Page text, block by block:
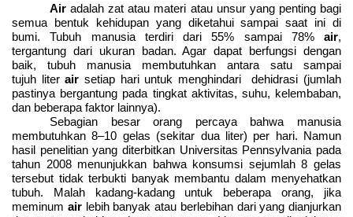
Air adalah zat atau materi atau unsur yang penting bagi
semua bentuk kehidupan yang diketahui sampai saat ini di
bumi. Tubuh manusia terdiri dari 55% sampai 78% air,
tergantung dari ukuran badan. Agar dapat berfungsi dengan
baik, tubuh manusia membutuhkan antara satu sampai
tujuh literair setiap hari untuk menghindari dehidrasi (jumlah
pastinya bergantung pada tingkat aktivitas, suhu, kelembaban,
dan beberapa faktor lainnya).
Sebagian besar orang percaya bahwa manusia
membutuhkan 8–10 gelas (sekitar dua liter) per hari. Namun
hasil penelitian yang diterbitkan Universitas Pennsylvania pada
tahun 2008 menunjukkan bahwa konsumsi sejumlah 8 gelas
tersebut tidak terbukti banyak membantu dalam menyehatkan
tubuh. Malah kadang-kadang untuk beberapa orang, jika
meminum airlebih banyak atau berlebihan dari yang dianjurkan